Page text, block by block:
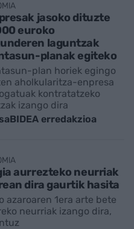
jasoko dituzte
euroko
laguntzak
planak egiteko
plan horiek egingo
aholkularitza-enpresa
kontratatzeko
izango dira
erredakzioa
aurrezteko neurriak
dira gaurtik hasita
azaroaren 1era arte bete
neurriak izango dira,